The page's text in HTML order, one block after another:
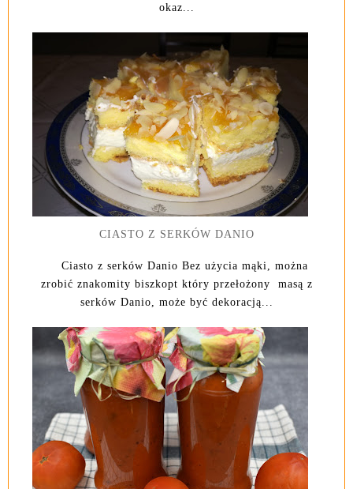
okaz...
CIASTO Z SERKÓW DANIO
Ciasto z serków Danio Bez użycia mąki, można
zrobić znakomity biszkopt który przełożony masą z
serków Danio, może być dekoracją...